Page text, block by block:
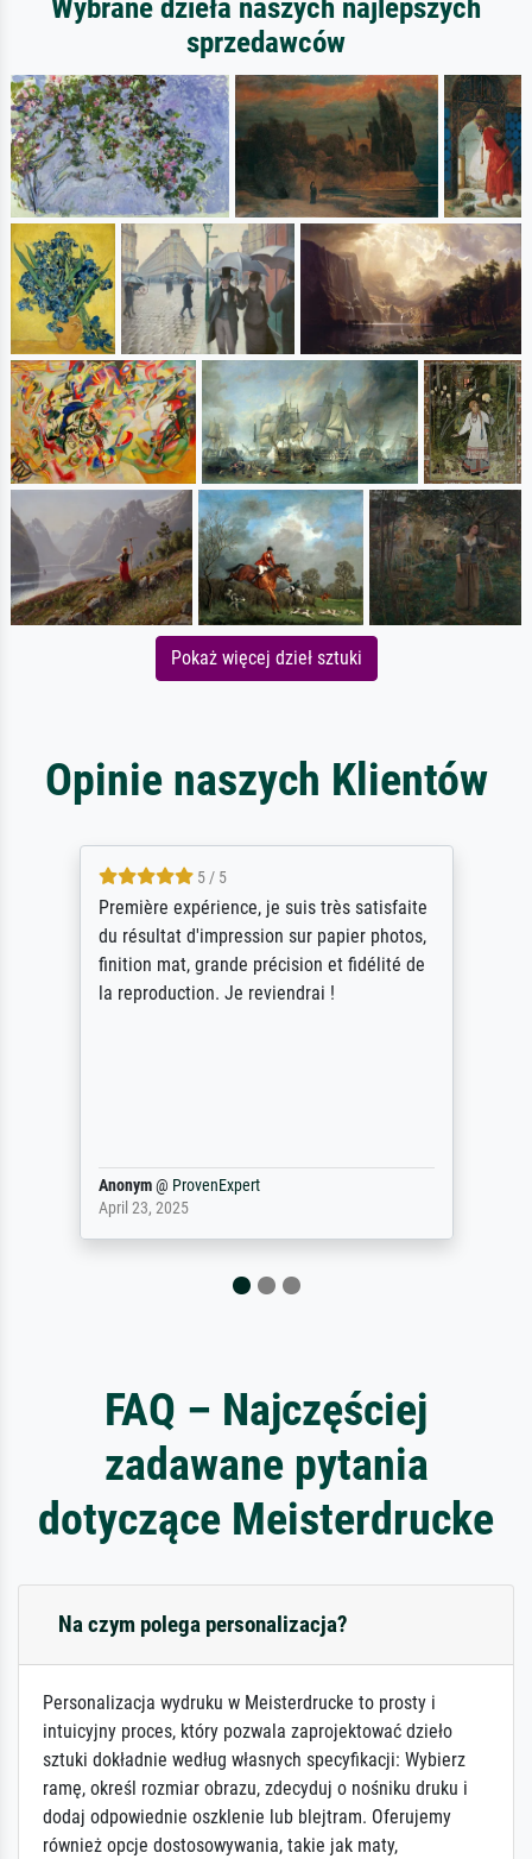
Wybrane dzieła naszych najlepszych
sprzedawców
Pokaż więcej dzieł sztuki
Opinie naszych Klientów
4.5 / 5
ik beoordeel Meisterdrucke zeer positief.
Door de 69505 beschikbare kunstenaars
scrollen is echter onbegonnen werk (na
stoppen begint het weer van voor af aan).
philip@ProvenExpert
September 23, 2025
FAQ – Najczęściej
zadawane pytania
dotyczące Meisterdrucke
Na czym polega personalizacja?
Personalizacja wydruku w Meisterdrucke to prosty i
intuicyjny proces, który pozwala zaprojektować dzieło
sztuki dokładnie według własnych specyfikacji: Wybierz
ramę, określ rozmiar obrazu, zdecyduj o nośniku druku i
dodaj odpowiednie oszklenie lub blejtram. Oferujemy
również opcje dostosowywania, takie jak maty,